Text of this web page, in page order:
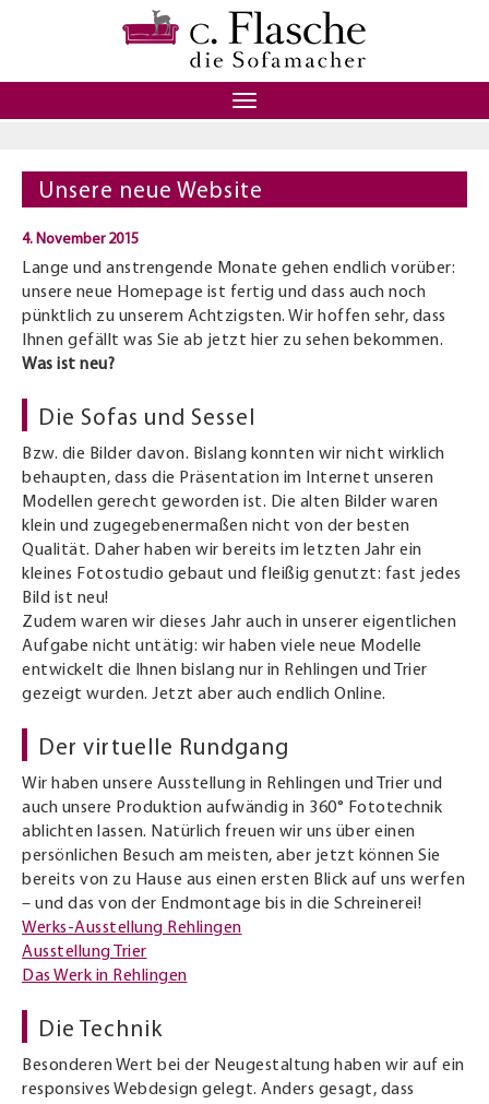
Unsere neue Website
4. November 2015
Lange und anstrengende Monate gehen endlich vorüber:
unsere neue Homepage ist fertig und dass auch noch
pünktlich zu unserem Achtzigsten. Wir hoffen sehr, dass
Ihnen gefällt was Sie ab jetzt hier zu sehen bekommen.
Was ist neu?
Die Sofas und Sessel
Bzw. die Bilder davon. Bislang konnten wir nicht wirklich
behaupten, dass die Präsentation im Internet unseren
Modellen gerecht geworden ist. Die alten Bilder waren
klein und zugegebenermaßen nicht von der besten
Qualität. Daher haben wir bereits im letzten Jahr ein
kleines Fotostudio gebaut und fleißig genutzt: fast jedes
Bild ist neu!
Zudem waren wir dieses Jahr auch in unserer eigentlichen
Aufgabe nicht untätig: wir haben viele neue Modelle
entwickelt die Ihnen bislang nur in Rehlingen und Trier
gezeigt wurden. Jetzt aber auch endlich Online.
Der virtuelle Rundgang
Wir haben unsere Ausstellung in Rehlingen und Trier und
auch unsere Produktion aufwändig in 360° Fototechnik
ablichten lassen. Natürlich freuen wir uns über einen
persönlichen Besuch am meisten, aber jetzt können Sie
bereits von zu Hause aus einen ersten Blick auf uns werfen
– und das von der Endmontage bis in die Schreinerei!
Werks-Ausstellung Rehlingen
Ausstellung Trier
Das Werk in Rehlingen
Die Technik
Besonderen Wert bei der Neugestaltung haben wir auf ein
responsives Webdesign gelegt. Anders gesagt, dass